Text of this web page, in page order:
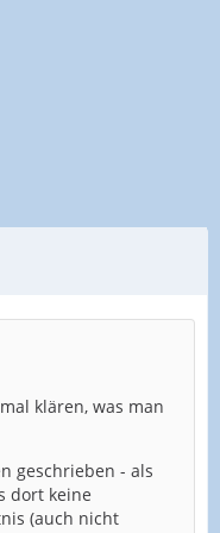
klären, was man
geschrieben - als
dort keine
(auch nicht